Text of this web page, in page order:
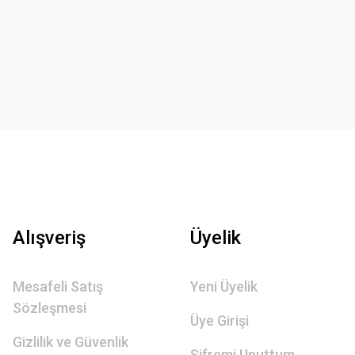
Alışveriş
Mesafeli Satış
Sözleşmesi
Gizlilik ve Güvenlik
Üyelik
Yeni Üyelik
Üye Girişi